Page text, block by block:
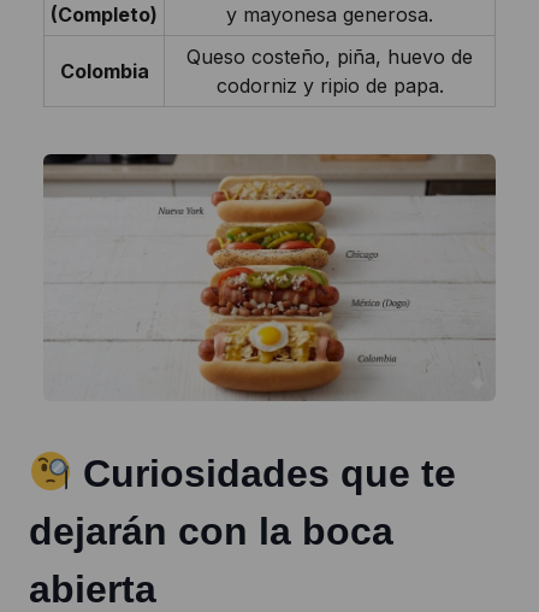
(Completo)
y mayonesa generosa.
Colombia
Queso costeño, piña, huevo de
codorniz y ripio de papa.
Curiosidades que te
dejarán con la boca
abierta